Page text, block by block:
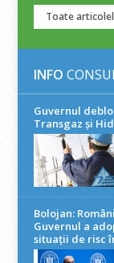
Toate
INFO
Guvernul
Transgaz și
Bolojan:
Guvernul a
situații de risc